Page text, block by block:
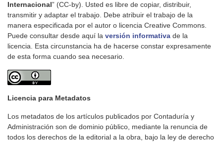
Internacional” (CC-by). Usted es libre de copiar, distribuir,
transmitir y adaptar el trabajo. Debe atribuir el trabajo de la
manera especificada por el autor o licencia Creative Commons.
Puede consultar desde aquí la versión informativa de la
licencia. Esta circunstancia ha de hacerse constar expresamente
de esta forma cuando sea necesario.
Licencia para Metadatos
Los metadatos de los artículos publicados por Contaduría y
Administración son de dominio público, mediante la renuncia de
todos los derechos de la editorial a la obra, bajo la ley de derecho